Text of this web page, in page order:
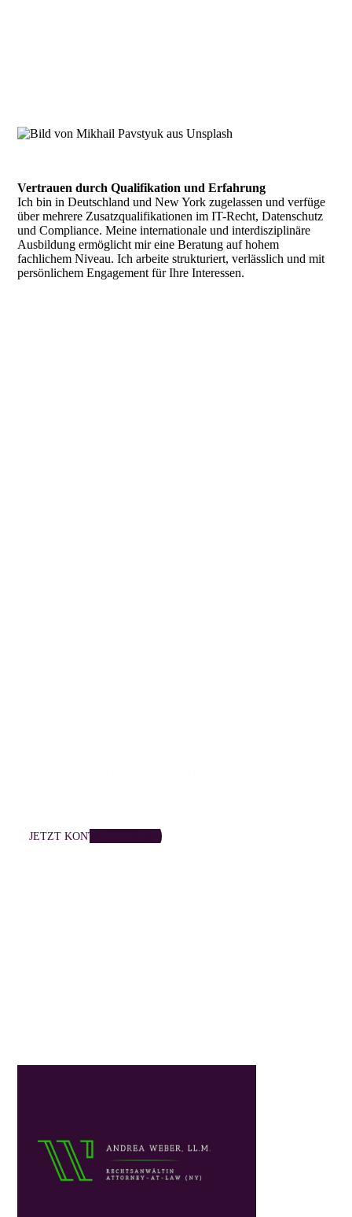
Vertrauen durch Qualifikation und Erfahrung
Ich bin in Deutschland und New York zugelassen und verfüge
über mehrere Zusatzqualifikationen im IT-Recht, Datenschutz
und Compliance. Meine internationale und interdisziplinäre
Ausbildung ermöglicht mir eine Beratung auf hohem
fachlichem Niveau. Ich arbeite strukturiert, verlässlich und mit
persönlichem Engagement für Ihre Interessen.
JETZT KONTAKTIEREN